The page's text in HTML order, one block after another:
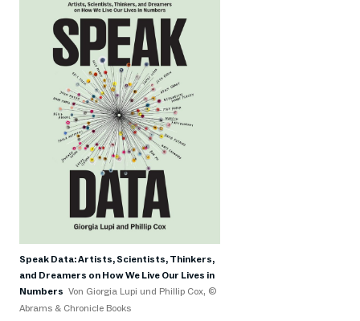
Speak Data: Artists, Scientists, Thinkers,
and Dreamers on How We Live Our Lives in
Numbers Von Giorgia Lupi und Phillip Cox, ©
Abrams & Chronicle Books